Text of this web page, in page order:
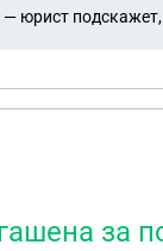
юрист подскажет,
за